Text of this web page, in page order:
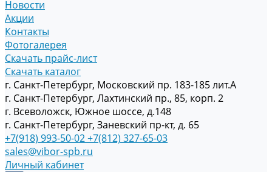
Новости
Акции
Контакты
Фотогалерея
Скачать прайс-лист
Скачать каталог
г. Санкт-Петербург, Московский пр. 183-185 лит.А
г. Санкт-Петербург, Лахтинский пр., 85, корп. 2
г. Всеволожск, Южное шоссе, д.148
г. Санкт-Петербург, Заневский пр-кт, д. 65
+7(918) 993-50-02+7(812) 327-65-03
sales@vibor-spb.ru
Личный кабинет